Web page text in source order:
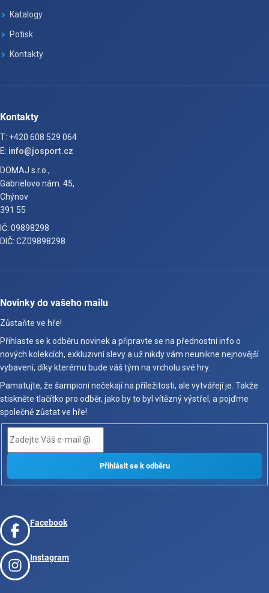
Katalogy
Potisk
Kontakty
Kontakty
T: +420 608 529 064
E: info@josport.cz
DOMAJ s.r.o.,
Gabrielovo nám. 45,
Chýnov
391 55
IČ: 09898298
DIČ: CZ09898298
Novinky do vašeho mailu
Zůstaňte ve hře!
Přihlaste se k odběru novinek a připravte se na přednostní info o
nových kolekcích, exkluzivní slevy a už nikdy vám neunikne nejnovější
vybavení, díky kterému bude váš tým na vrcholu své hry.
Pamatujte, že šampioni nečekají na příležitosti, ale vytvářejí je. Takže
stiskněte tlačítko pro odběr, jako by to byl vítězný výstřel, a pojďme
společně zůstat ve hře!
Facebook
Instagram